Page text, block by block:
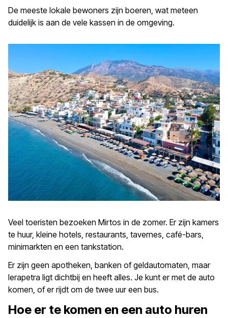
De meeste lokale bewoners zijn boeren, wat meteen
duidelijk is aan de vele kassen in de omgeving.
Veel toeristen bezoeken Mirtos in de zomer. Er zijn kamers
te huur, kleine hotels, restaurants, tavernes, café-bars,
minimarkten en een tankstation.
Er zijn geen apotheken, banken of geldautomaten, maar
Ierapetra ligt dichtbij en heeft alles. Je kunt er met de auto
komen, of er rijdt om de twee uur een bus.
Hoe er te komen en een auto huren